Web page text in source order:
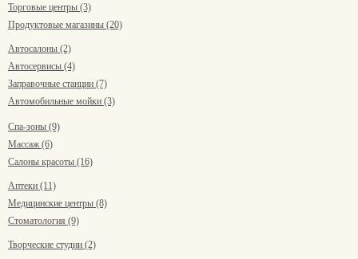
Торговые центры (3)
Продуктовые магазины (20)
Автосалоны (2)
Автосервисы (4)
Заправочные станции (7)
Автомобильные мойки (3)
Спа-зоны (9)
Массаж (6)
Салоны красоты (16)
Аптеки (11)
Медицинские центры (8)
Стоматология (9)
Творческие студии (2)